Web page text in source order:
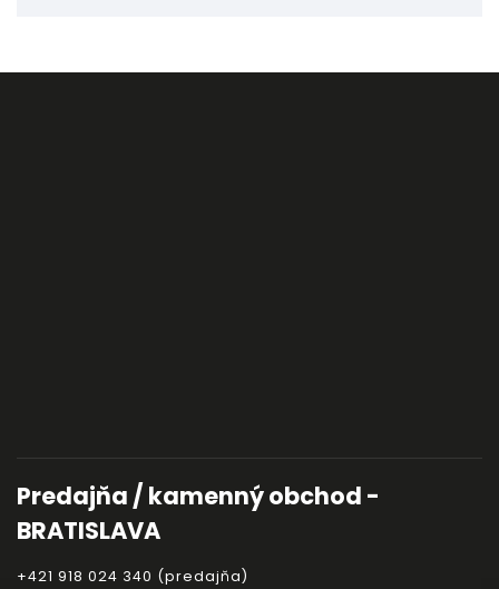
Predajňa / kamenný obchod -
BRATISLAVA
+421 918 024 340 (predajňa)